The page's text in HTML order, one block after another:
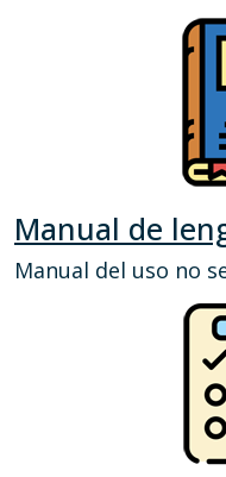
Manual de
Manual del uso no